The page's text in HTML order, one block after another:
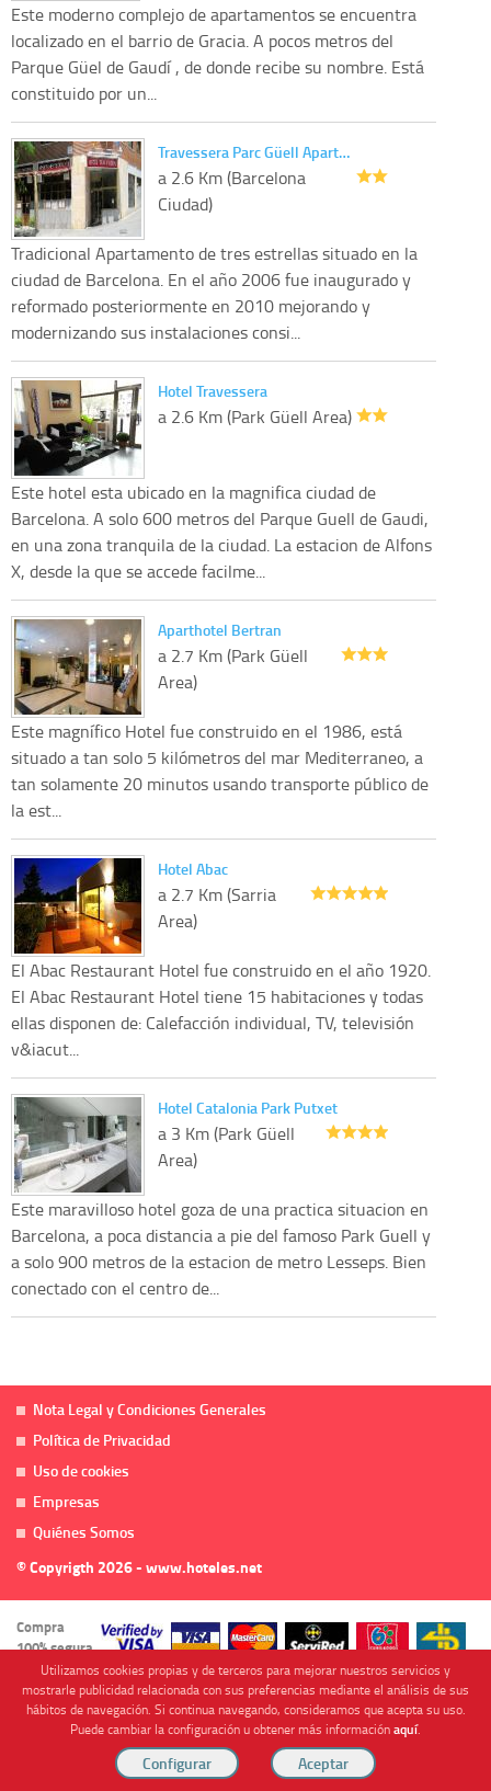
Este moderno complejo de apartamentos se encuentra
localizado en el barrio de Gracia. A pocos metros del
Parque Güel de Gaudí , de donde recibe su nombre. Está
constituido por un...
Travessera Parc Güell Apart…
a 2.6 Km (Barcelona
Ciudad)
Tradicional Apartamento de tres estrellas situado en la
ciudad de Barcelona. En el año 2006 fue inaugurado y
reformado posteriormente en 2010 mejorando y
modernizando sus instalaciones consi...
Hotel Travessera
a 2.6 Km (Park Güell Area)
Este hotel esta ubicado en la magnifica ciudad de
Barcelona. A solo 600 metros del Parque Guell de Gaudi,
en una zona tranquila de la ciudad. La estacion de Alfons
X, desde la que se accede facilme...
Aparthotel Bertran
a 2.7 Km (Park Güell
Area)
Este magnífico Hotel fue construido en el 1986, está
situado a tan solo 5 kilómetros del mar Mediterraneo, a
tan solamente 20 minutos usando transporte público de
la est...
Hotel Abac
a 2.7 Km (Sarria
Area)
El Abac Restaurant Hotel fue construido en el año 1920.
El Abac Restaurant Hotel tiene 15 habitaciones y todas
ellas disponen de: Calefacción individual, TV, televisión
v&iacut...
Hotel Catalonia Park Putxet
a 3 Km (Park Güell
Area)
Este maravilloso hotel goza de una practica situacion en
Barcelona, a poca distancia a pie del famoso Park Guell y
a solo 900 metros de la estacion de metro Lesseps. Bien
conectado con el centro de...
Nota Legal y Condiciones Generales
Política de Privacidad
Uso de cookies
Empresas
Quiénes Somos
© Copyrigth 2026 - www.hoteles.net
Compra
100% segura
Cofinanciado por
Utilizamos cookies propias y de terceros para mejorar nuestros servicios y
mostrarle publicidad relacionada con sus preferencias mediante el análisis de sus
hábitos de navegación. Si continua navegando, consideramos que acepta su uso.
Puede cambiar la configuración u obtener más informaciónaquí.